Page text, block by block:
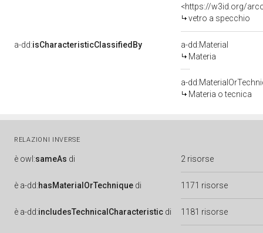
<https://w3id.org/
vetro a specchio
a-dd:isCharacteristicClassifiedBy
a-dd:Material
Materia
a-
Materia o tecnica
RELAZIONI INVERSE
è owl:sameAs di 2 risorse
è a-dd:hasMaterialOrTechnique di 1171 risorse
è a-dd:includesTechnicalCharacteristic di 1181 risorse